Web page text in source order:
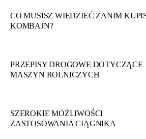
CO MUSISZ WIEDZIEĆ ZANIM
KOMBAJN?
PRZEPISY DROGOWE DOTYCZĄCE
MASZYN ROLNICZYCH
SZEROKIE MOŻLIWOŚCI
ZASTOSOWANIA CIĄGNIKA